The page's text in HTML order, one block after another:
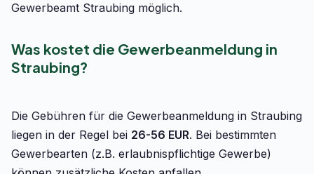
Gewerbeamt Straubing möglich.
Was kostet die Gewerbeanmeldung in
Straubing?
Die Gebühren für die Gewerbeanmeldung in Straubing
liegen in der Regel bei 26-56 EUR. Bei bestimmten
Gewerbearten (z.B. erlaubnispflichtige Gewerbe)